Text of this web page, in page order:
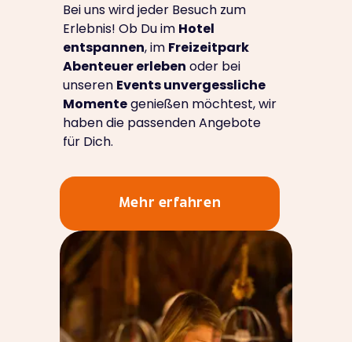
Bei uns wird jeder Besuch zum
Erlebnis! Ob Du im Hotel
entspannen, im Freizeitpark
Abenteuer erleben oder bei
unseren Events unvergessliche
Momentegenießen möchtest, wir
haben die passenden Angebote
für Dich.
Mehr erfahren